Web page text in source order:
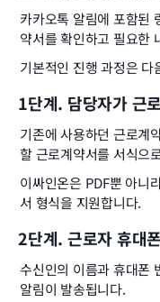
카카오톡 알림에 포함된
약서를 확인하고 필요한
기본적인 진행 과정은 다
1단계. 담당자가 근
기존에 사용하던 근로계
할 근로계약서를 서식으
이싸인온은 PDF뿐 아니
서 형식을 지원합니다.
2단계. 근로자 휴대
수신인의 이름과 휴대폰
알림이 발송됩니다.